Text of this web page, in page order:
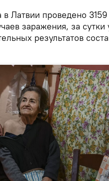
Латвии проведено 3159
заражения, за
результатов